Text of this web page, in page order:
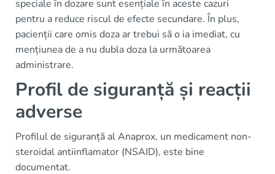
speciale în dozare sunt esențiale în aceste cazuri
pentru a reduce riscul de efecte secundare. În plus,
pacienții care omis doza ar trebui să o ia imediat, cu
mențiunea de a nu dubla doza la următoarea
administrare.
Profil de siguranță și reacții
adverse
Profilul de siguranță al Anaprox, un medicament non-
steroidal antiinflamator (NSAID), este bine
documentat.